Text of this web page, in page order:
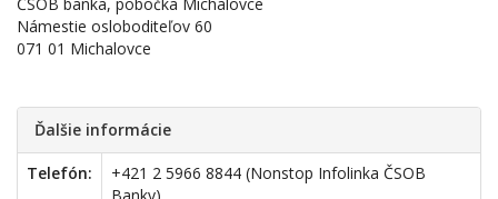
Námestie osloboditeľov 60
071 01 Michalovce
Ďalšie informácie
Telefón:
+421 2 5966 8844 (Nonstop Infolinka ČSOB